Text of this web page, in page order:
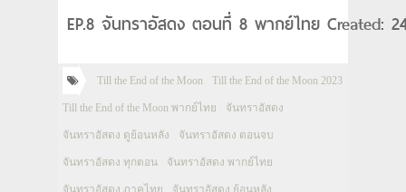
EP.8 จันทราอัสดง ตอนที่ 8 พากย์ไทย Created:
Till the End of the Moon Till the End of the Moon 2023
Till the End of the Moon พากย์ไทย จันทราอัสดง
จันทราอัสดง ดูย้อนหลัง จันทราอัสดง ตอนจบ
จันทราอัสดง ทุกตอน จันทราอัสดง พากย์ไทย
จันทราอัสดง ภาคไทย จันทราอัสดง ย้อนหลัง